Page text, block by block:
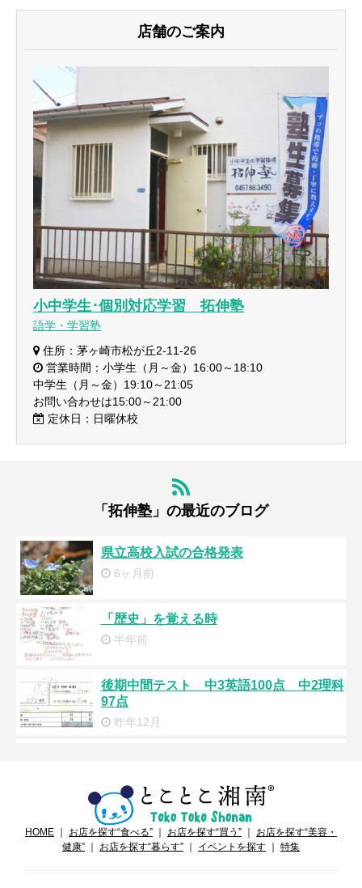
店舗のご案内
小中学生･個別対応学習 拓伸塾
語学・学習塾
住所：茅ヶ崎市松が丘2-11-26
営業時間：小学生（月～金）16:00～18:10
中学生（月～金）19:10～21:05
お問い合わせは15:00～21:00
定休日：日曜休校
「拓伸塾」の最近のブログ
県立高校入試の合格発表
6ヶ月前
「歴史」を覚える時
半年前
後期中間テスト 中3英語100点 中2理科
97点
昨年12月
91点 期末テスト 中2 国語
昨年10月
HOME お店を探す“食べる” お店を探す“買う”
お店を探す“美容・
健康”
お店を探す“暮らす” イベントを探す 特集